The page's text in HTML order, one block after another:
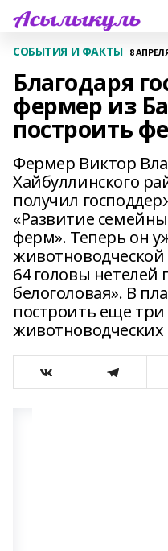
СОБЫТИЯ И ФАКТЫ 8
Благодаря
фермер из
построить
Фермер Виктор
Хайбуллинского
получил
«Развитие
ферм». Теперь он
64 головы нетелей
белоголовая». В
построить еще